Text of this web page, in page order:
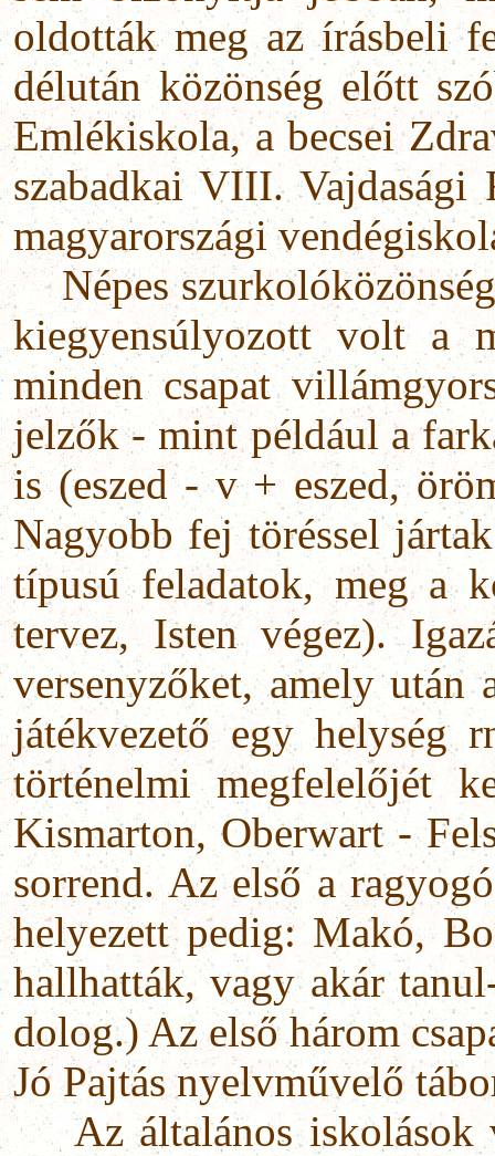
oldották meg az írásbeli
délután közönség előtt
Emlékiskola, a becsei
szabadkai VIII.
magyarországi
Népes
kiegyensúlyozott volt a
minden csapat
jelzők - mint például a
is (eszed - v + eszed,
Nagyobb fej töréssel
típusú feladatok, meg a
tervez, Isten végez).
versenyzőket, amely
játékvezető egy helység
történelmi megfelelőjét
Kismarton, Oberwart -
sorrend. Az első a
helyezett pedig: Makó,
hallhatták, vagy akár
dolog.) Az első három
Jó Pajtás nyelvművelő
Az általános iskolások